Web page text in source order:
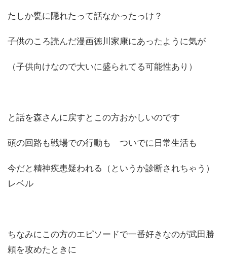
たしか甕に隠れたって話なかったっけ？
子供のころ読んだ漫画徳川家康にあったように気が
（子供向けなので大いに盛られてる可能性あり）
と話を森さんに戻すとこの方おかしいのです
頭の回路も戦場での行動も ついでに日常生活も
今だと精神疾患疑われる（というか診断されちゃう）
レベル
ちなみにこの方のエピソードで一番好きなのが武田勝
頼を攻めたときに